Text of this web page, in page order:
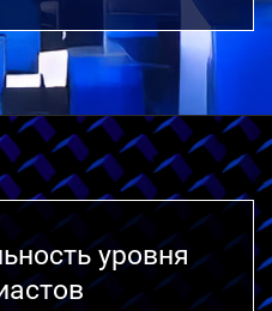
уровня